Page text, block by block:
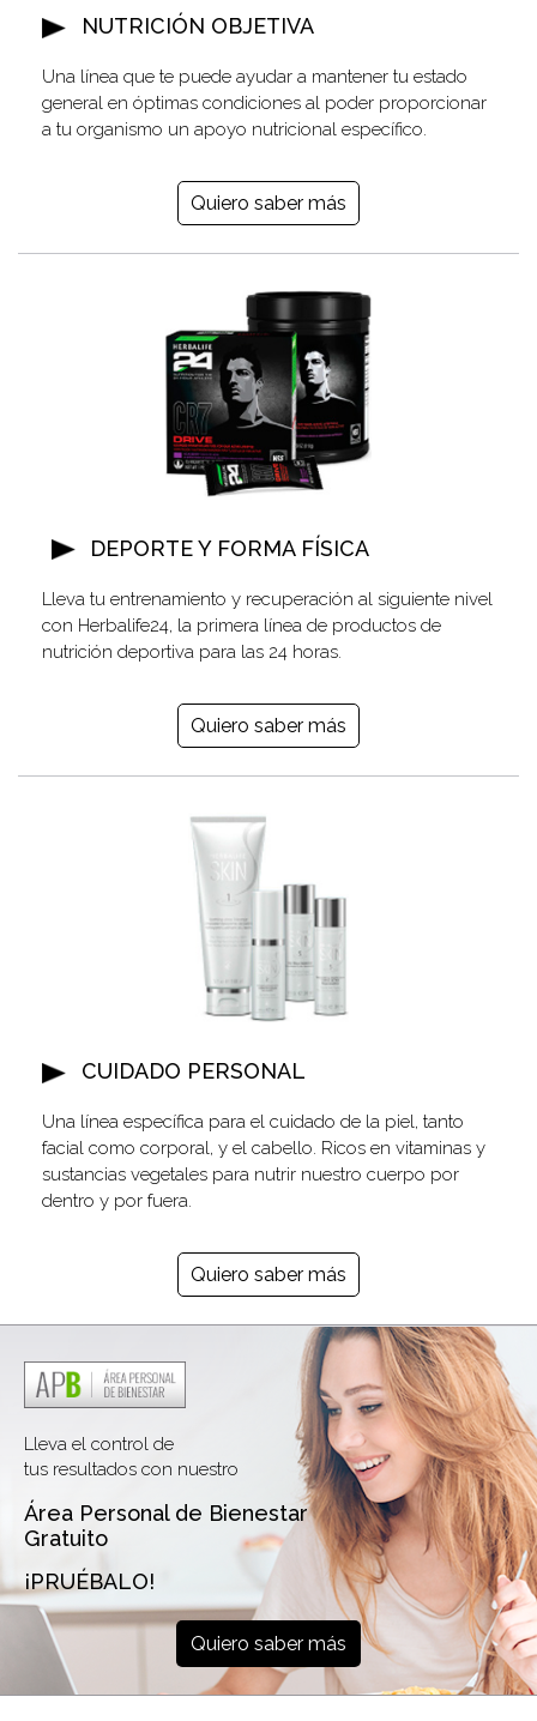
NUTRICIÓN OBJETIVA
Una línea que te puede ayudar a mantener tu estado
general en óptimas condiciones al poder proporcionar
a tu organismo un apoyo nutricional específico.
Quiero saber más
DEPORTE Y FORMA FÍSICA
Lleva tu entrenamiento y recuperación al siguiente nivel
con Herbalife24, la primera línea de productos de
nutrición deportiva para las 24 horas.
Quiero saber más
CUIDADO PERSONAL
Una línea específica para el cuidado de la piel, tanto
facial como corporal, y el cabello. Ricos en vitaminas y
sustancias vegetales para nutrir nuestro cuerpo por
dentro y por fuera.
Quiero saber más
Lleva el control de
tus resultados con nuestro
Área Personal de Bienestar
Gratuito
¡PRUÉBALO!
Quiero saber más